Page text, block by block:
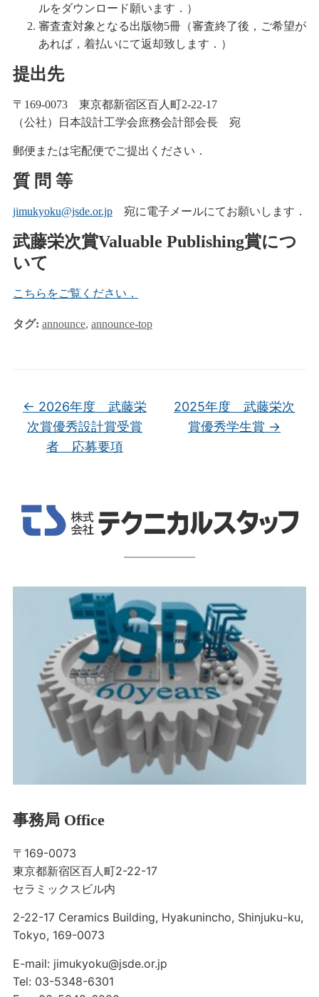
事務局 Office
〒169-0073
東京都新宿区百人町2-22-17
セラミックスビル内
2-22-17 Ceramics Building, Hyakunincho, Shinjuku-ku,
Tokyo, 169-0073
E-mail: jimukyoku@jsde.or.jp
Tel: 03-5348-6301
ルをダウンロード願います．）
審査査対象となる出版物5冊（審査終了後，ご希望が
あれば，着払いにて返却致します．）
提出先
〒169-0073 東京都新宿区百人町2-22-17
（公社）日本設計工学会庶務会計部会長 宛
郵便または宅配便でご提出ください．
質 問 等
jimukyoku@jsde.or.jp宛に電子メールにてお願いします．
武藤栄次賞Valuable Publishing賞につ
いて
こちらをご覧ください．
タグ: announce, announce-top
← 2026年度 武藤栄
次賞優秀設計賞受賞
者 応募要項
2025年度 武藤栄次
賞優秀学生賞 →